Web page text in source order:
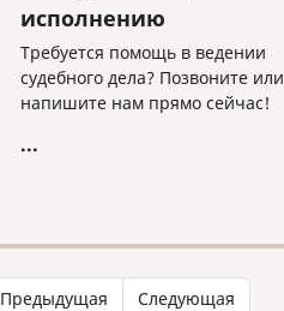
исполнению
Требуется помощь в ведении
судебного дела? Позвоните или
напишите нам прямо сейчас!
...
Предыдущая Следующая